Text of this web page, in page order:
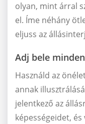
olyan, mint árral
el. Íme néhány
eljuss az
Adj bele
Használd az
annak
jelentkező az
képességeidet,